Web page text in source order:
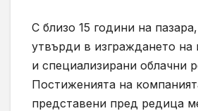
С близо 15 години на
утвърди в изграждането на
и специализирани облачни
Постиженията на
представени пред редица